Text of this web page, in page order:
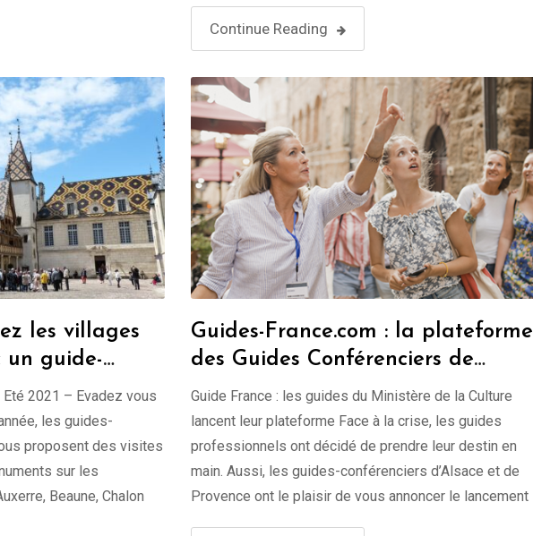
au format PDF à
guides-conférenciers sont des acteurs essentiels de
l’activité culturelle et touristique de nos …
Continue Reading
les villages
un guide-
2021 – Evadez vous
les guides-
proposent des visites
sur les
Beaune, Chalon
Guides-France.com : la plateforme
des Guides Conférenciers de
France est enfin née !
Guide France : les guides du Ministère de la Culture
lancent leur plateforme Face à la crise, les guides
professionnels ont décidé de prendre leur destin en
main. Aussi, les guides-conférenciers d’Alsace et de
Provence ont le plaisir de vous annoncer le lancement